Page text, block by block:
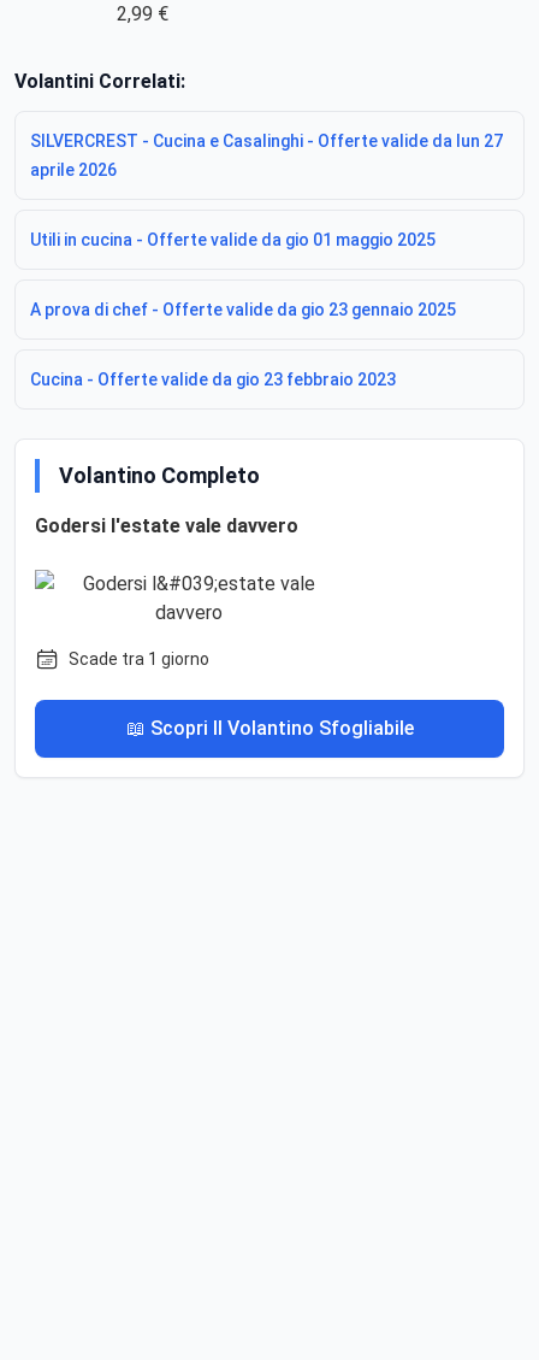
2,99 €
Volantini Correlati:
SILVERCREST - Cucina e Casalinghi - Offerte valide da lun 27
aprile 2026
Utili in cucina - Offerte valide da gio 01 maggio 2025
A prova di chef - Offerte valide da gio 23 gennaio 2025
Cucina - Offerte valide da gio 23 febbraio 2023
Volantino Completo
Godersi l'estate vale davvero
Scade tra 1 giorno
📖 Scopri Il Volantino Sfogliabile